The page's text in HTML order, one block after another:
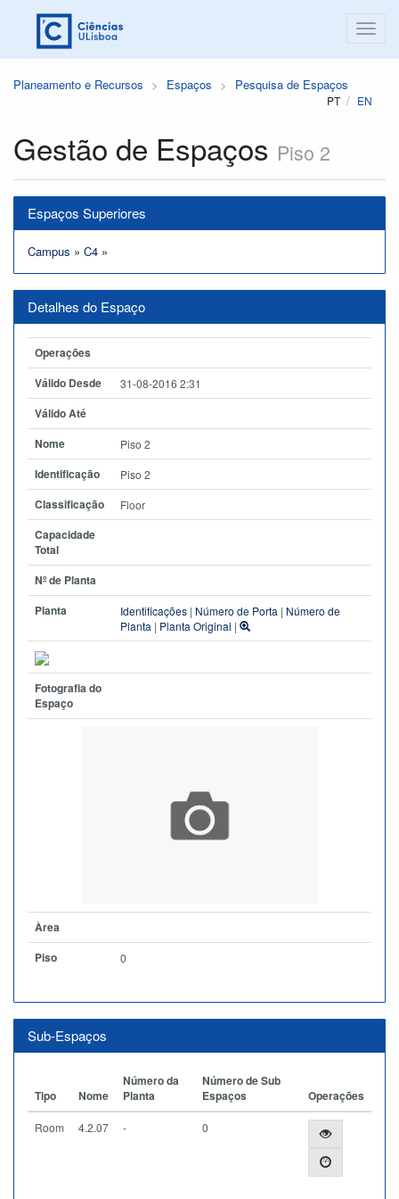
Planeamento e Recursos Espaços Pesquisa de Espaços
PT EN
Gestão de Espaços Piso 2
Espaços Superiores
Campus » C4 »
Detalhes do Espaço
Operações
Válido Desde
31-08-2016 2:31
Válido Até
Nome
Piso 2
Identificação Piso 2
Classificação Floor
Capacidade
Total
Nº de Planta
Planta
Identificações | Número de Porta | Número de
Planta | Planta Original |
Fotografia do
Espaço
Àrea
Piso
0
Sub-Espaços
Tipo Nome
Número da
Planta
Número de Sub
Espaços
Operações
Room 4.2.07 - 0